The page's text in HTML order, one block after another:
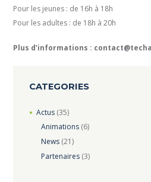
Pour les jeunes : de 16h à 18h
Pour les adultes : de 18h à 20h
Plus d’informations :
CATEGORIES
Actus(35)
Animations (6)
News (21)
Partenaires (3)